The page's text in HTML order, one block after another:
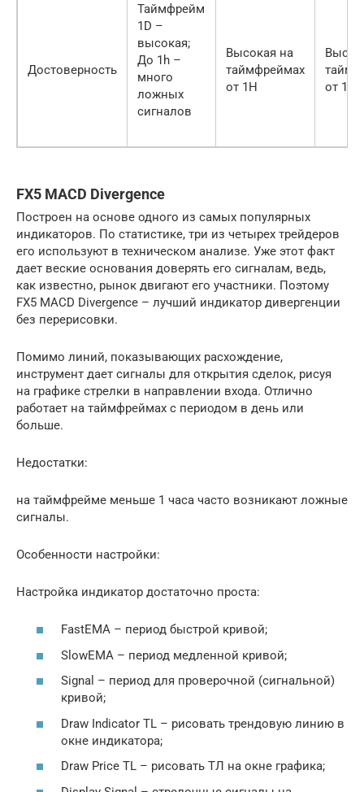
Достоверность
Таймфрейм
1D –
высокая;
До 1h –
много
ложных
сигналов
Высокая на
таймфреймах
от 1H
от 1H
FX5 MACD Divergence
Построен на основе одного из самых популярных
индикаторов. По статистике, три из четырех трейдеров
его используют в техническом анализе. Уже этот факт
дает веские основания доверять его сигналам, ведь,
как известно, рынок двигают его участники. Поэтому
FX5 MACD Divergence – лучший индикатор дивергенции
без перерисовки.
Помимо линий, показывающих расхождение,
инструмент дает сигналы для открытия сделок, рисуя
на графике стрелки в направлении входа. Отлично
работает на таймфреймах с периодом в день или
больше.
Недостатки:
на таймфрейме меньше 1 часа часто возникают ложные
сигналы.
Особенности настройки:
Настройка индикатор достаточно проста:
FastEMA – период быстрой кривой;
SlowEMA – период медленной кривой;
Signal – период для проверочной (сигнальной)
кривой;
Draw Indicator TL – рисовать трендовую линию в
окне индикатора;
Draw Price TL – рисовать ТЛ на окне графика;